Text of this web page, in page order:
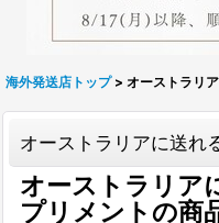
海外発送店トップ > オーストラリ
オーストラリアに送れ
オーストラリア
プリメントの商